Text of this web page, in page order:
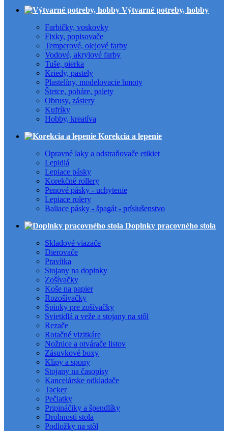
Výtvarné potreby, hobby
Farbičky, voskovky
Fixky, popisovače
Temperové, olejové farby
Vodové, akrylové farby
Tuše, pierka
Kriedy, pastely
Plastelíny, modelovacie hmoty
Štetce, poháre, palety
Obrusy, zástery
Kufríky
Hobby, kreatíva
Korekcia a lepenie
Opravné laky a odstraňovače etikiet
Lepidlá
Lepiace pásky
Korekčné rollery
Penové pásky - uchytenie
Lepiace rolery
Baliace pásky - špagát - príslušenstvo
Doplnky pracovného stola
Skladové viazače
Dierovače
Pravítka
Stojany na doplnky
Zošívačky
Koše na papier
Rozošívačky
Spinky pre zošívačky
Svietidlá a veže a stojany na stôl
Rezače
Rotačné vizitkáre
Nožnice a otvárače listov
Zásuvkové boxy
Klipy a spony
Stojany na časopisy
Kancelárske odkladače
Tacker
Pečiatky
Pripináčiky a špendlíky
Drobnosti stola
Podložky na stôl